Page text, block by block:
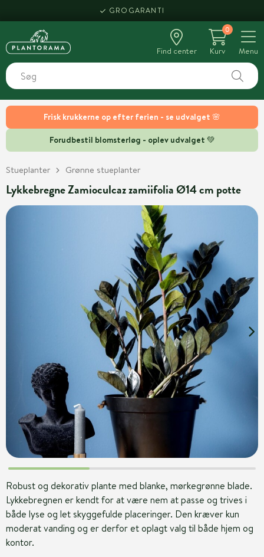
Frisk krukkerne op efter ferien - se udvalget 🌸
Forudbestil blomsterløg - oplev udvalget 💚
GROGARANTI
Find center
0
Kurv
Menu
Stueplanter Grønne stueplanter
Lykkebregne Zamioculcaz zamiifolia Ø14 cm potte
Robust og dekorativ plante med blanke, mørkegrønne blade.
Lykkebregnen er kendt for at være nem at passe og trives i
både lyse og let skyggefulde placeringer. Den kræver kun
moderat vanding og er derfor et oplagt valg til både hjem og
kontor.